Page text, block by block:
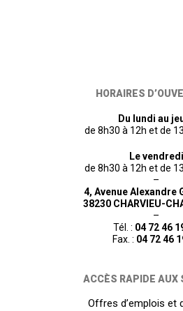
HORAIRES
Du lundi au
de 8h30 à 12h et de
Le vendredi
de 8h30 à 12h et de
–
4, Avenue Alexandre
38230 CHARVIEU-
–
Tél. : 04 72 46
Fax. : 04 72 46
ACCÈS RAPIDE AUX
Offres d’emplois et